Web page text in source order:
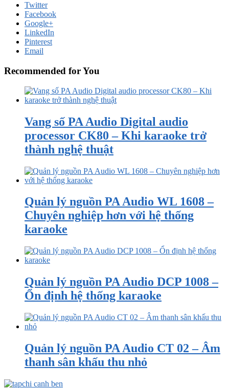
Twitter
Facebook
Google+
LinkedIn
Pinterest
Email
Recommended for You
Vang số PA Audio Digital audio
processor CK80 – Khi karaoke trở
thành nghệ thuật
Quản lý nguồn PA Audio WL 1608 –
Chuyên nghiệp hơn với hệ thống
karaoke
Quản lý nguồn PA Audio DCP 1008 –
Ổn định hệ thống karaoke
Quản lý nguồn PA Audio CT 02 – Âm
thanh sân khấu thu nhỏ